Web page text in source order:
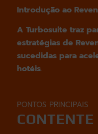
Introdução ao
A Turbosuite traz
estratégias de
sucedidas para
hotéis.
PONTOS PRINCIPAIS
CONTENTE